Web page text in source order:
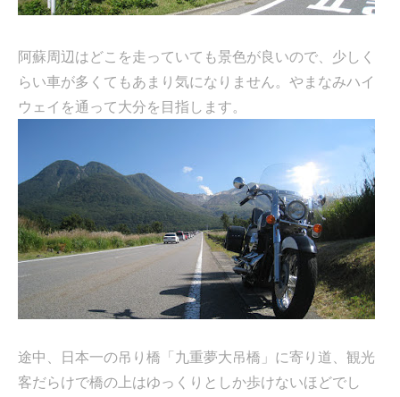
阿蘇周辺はどこを走っていても景色が良いので、少しく
らい車が多くてもあまり気になりません。やまなみハイ
ウェイを通って大分を目指します。
途中、日本一の吊り橋「九重夢大吊橋」に寄り道、観光
客だらけで橋の上はゆっくりとしか歩けないほどでし